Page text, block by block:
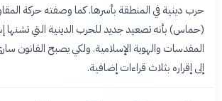
حرب دينية في المنطقة بأسرها. كما وصفته حركة
(حماس) بأنه تصعيد جديد للحرب الدينية التي تشنها
المقدسات والهوية الإسلامية. ولكي يصبح القانون
إلى إقراره بثلاث قراءات إضافية.